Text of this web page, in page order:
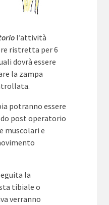
l’attività
ristretta per 6
dovrà essere
la zampa
potranno essere
post operatorio
muscolari e
la
tibiale o
verranno